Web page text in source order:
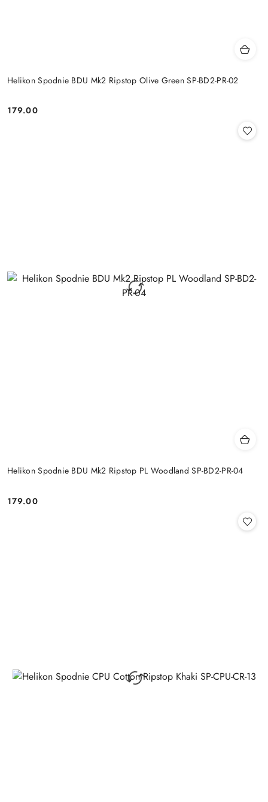
Helikon Spodnie BDU Mk2 Ripstop Olive Green SP-BD2-PR-02
Cena:
179.00
Helikon Spodnie BDU Mk2 Ripstop PL Woodland SP-BD2-PR-04
Cena:
179.00